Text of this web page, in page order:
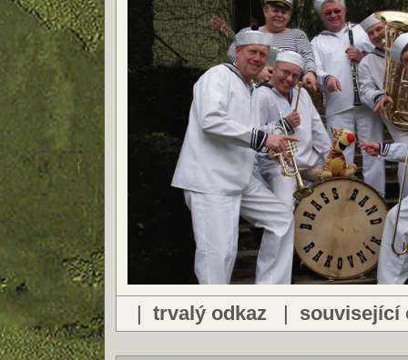
| trvalý odkaz | související